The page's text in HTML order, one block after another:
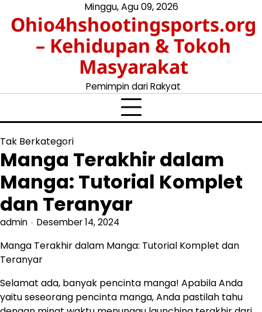
content
Minggu, Agu 09, 2026
Ohio4hshootingsports.org
– Kehidupan & Tokoh
Masyarakat
Pemimpin dari Rakyat
Tak Berkategori
Manga Terakhir dalam
Manga: Tutorial Komplet
dan Teranyar
admin Desember 14, 2024
Manga Terakhir dalam Manga: Tutorial Komplet dan
Teranyar
Selamat ada, banyak pencinta manga! Apabila Anda
yaitu seseorang pencinta manga, Anda pastilah tahu